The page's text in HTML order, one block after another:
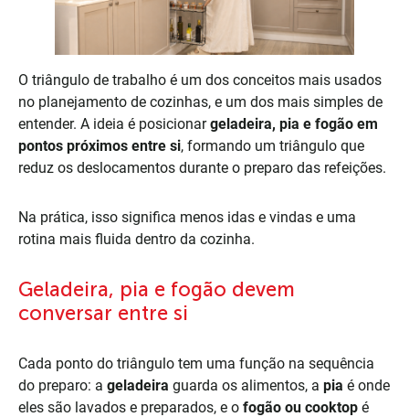
O triângulo de trabalho é um dos conceitos mais usados
no planejamento de cozinhas, e um dos mais simples de
entender. A ideia é posicionargeladeira, pia e fogão em
pontos próximos entre si, formando um triângulo que
reduz os deslocamentos durante o preparo das refeições.
Na prática, isso significa menos idas e vindas e uma
rotina mais fluida dentro da cozinha.
Geladeira, pia e fogão devem
conversar entre si
Cada ponto do triângulo tem uma função na sequência
do preparo: a geladeira guarda os alimentos, a pia é onde
eles são lavados e preparados, e o fogão ou cooktop é